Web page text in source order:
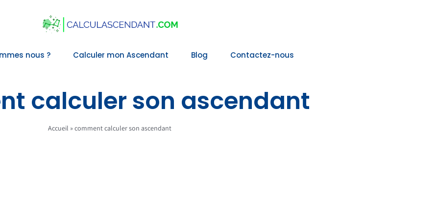
nous ? Calculer mon Ascendant Blog Contactez-nous
calculer son ascendant
Accueil »comment calculer son ascendant